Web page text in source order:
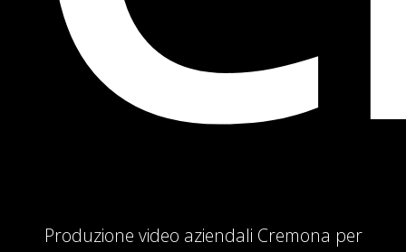
Produzione video aziendali Cremona per